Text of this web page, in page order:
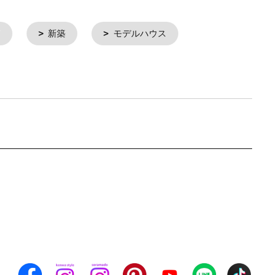
新築 モデルハウス